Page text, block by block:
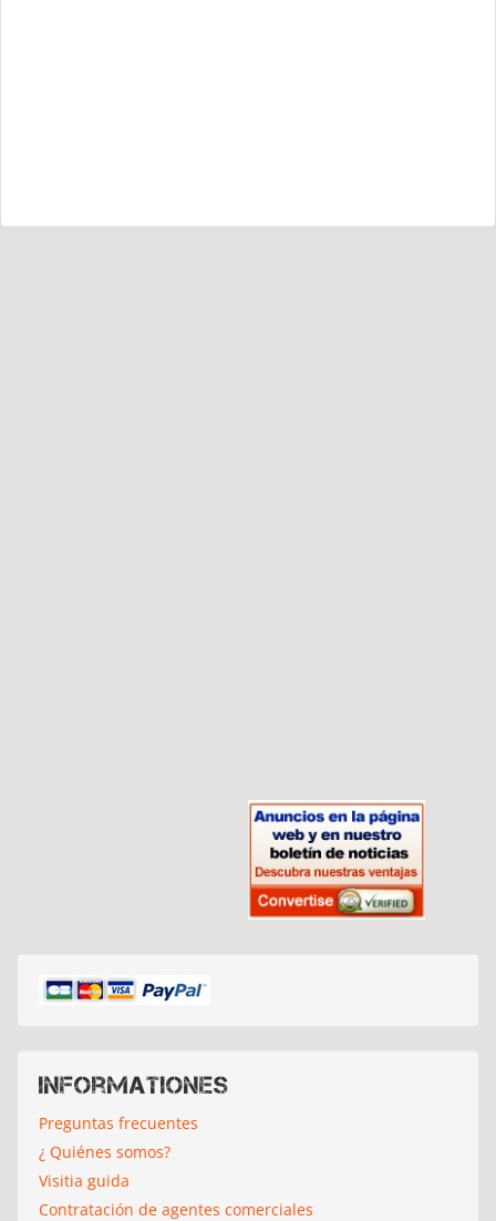
Informationes
Preguntas frecuentes
¿ Quiénes somos?
Visitia guida
Contratación de agentes comerciales